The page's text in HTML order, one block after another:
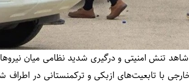
تنش امنیتی و درگیری شدید نظامی میان
با تابعیت‌های ازبکی و ترکمنستانی در